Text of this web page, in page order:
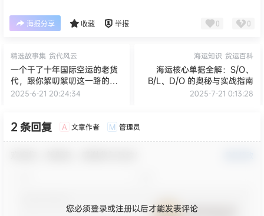
海报分享 收藏 举报 0 0
精选故事集 货代风云
一个干了十年国际空运的老货
代，跟你絮叨絮叨这一路的坑
坑洼洼、人情冷暖、半夜惊醒
2025-6-21 20:24:34
海运知识 货运百科
海运核心单据全解：S/O、
B/L、D/O 的奥秘与实战指南
2025-7-21 0:13:28
2 条回复 A 文章作者 M 管理员
您必须登录或注册以后才能发表评论